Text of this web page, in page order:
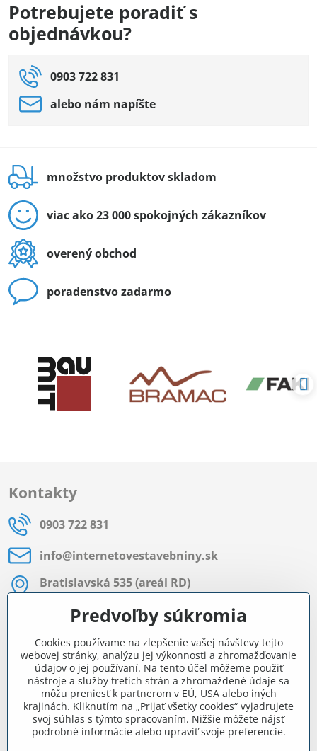
Potrebujete poradiť s
objednávkou?
0903 722 831
alebo nám napíšte
množstvo produktov skladom
viac ako 23 000 spokojných zákazníkov
overený obchod
poradenstvo zadarmo
Kontakty
0903 722 831
info​@internetovestavebniny​.sk
Bratislavská 535 (areál RD)
Most pri Bratislave
Pon - Pia 8:00 - 11:30 a 12:15 - 15:30
Facebook
Navigácia
Všetko o nákupe
Predvoľby súkromia
Cookies používame na zlepšenie vašej návštevy tejto
webovej stránky, analýzu jej výkonnosti a zhromažďovanie
údajov o jej používaní. Na tento účel môžeme použiť
nástroje a služby tretích strán a zhromaždené údaje sa
môžu preniesť k partnerom v EÚ, USA alebo iných
krajinách. Kliknutím na „Prijať všetky cookies“ vyjadrujete
svoj súhlas s týmto spracovaním. Nižšie môžete nájsť
podrobné informácie alebo upraviť svoje preferencie.